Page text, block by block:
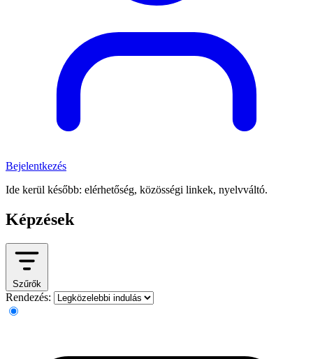
Bejelentkezés
Ide kerül később: elérhetőség, közösségi linkek, nyelvváltó.
Képzések
Szűrők
Rendezés: